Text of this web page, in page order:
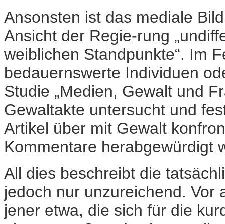
Ansonsten ist das mediale
Ansicht der Regie-rung
weiblichen Standpunkte“. Im
bedauernswerte Individuen
Studie „Medien, Gewalt und
Gewaltakte untersucht und
Artikel über mit Gewalt
Kommentare herabgewürdigt
All dies beschreibt die
jedoch nur unzureichend. Vor
jener etwa, die sich für die